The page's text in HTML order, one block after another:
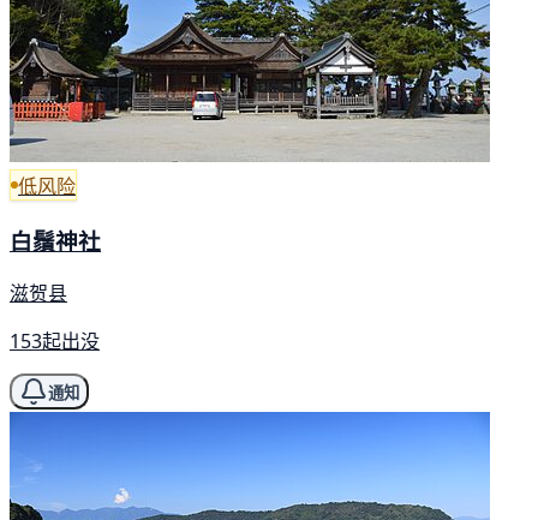
低风险
白鬚神社
滋贺县
153起出没
通知